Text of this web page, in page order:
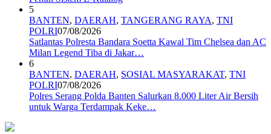
5
BANTEN, DAERAH, TANGERANG RAYA, TNI
POLRI07/08/2026
Satlantas Polresta Bandara Soetta Kawal Tim Chelsea dan AC
Milan Legend Tiba di Jakar…
6
BANTEN, DAERAH, SOSIAL MASYARAKAT, TNI
POLRI07/08/2026
Polres Serang Polda Banten Salurkan 8.000 Liter Air Bersih
untuk Warga Terdampak Keke…